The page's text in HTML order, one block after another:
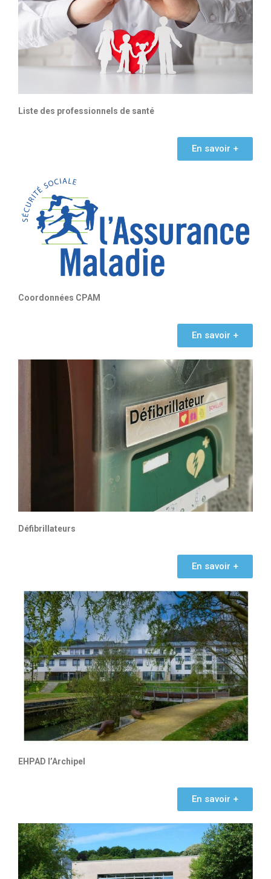
Liste des professionnels de santé
En savoir +
Coordonnées CPAM
En savoir +
Défibrillateurs
En savoir +
EHPAD l’Archipel
En savoir +